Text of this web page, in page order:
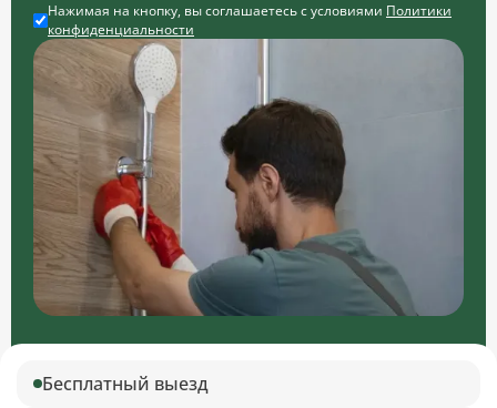
Нажимая на кнопку, вы соглашаетесь с условиями Политики
конфиденциальности
Бесплатный выезд